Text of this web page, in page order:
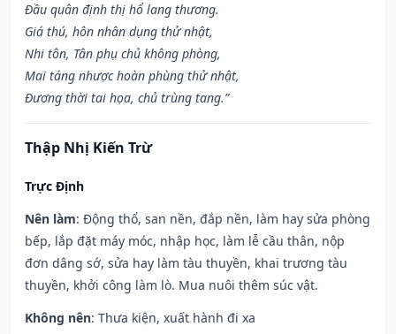
Đầu quân định thị hổ lang thương.
Giá thú, hôn nhân dụng thử nhật,
Nhi tôn, Tân phụ chủ không phòng,
Mai táng nhược hoàn phùng thử nhật,
Đương thời tai họa, chủ trùng tang.”
Thập Nhị Kiến Trừ
Trực Định
Nên làm: Động thổ, san nền, đắp nền, làm hay sửa phòng
bếp, lắp đặt máy móc, nhập học, làm lễ cầu thân, nộp
đơn dâng sớ, sửa hay làm tàu thuyền, khai trương tàu
thuyền, khởi công làm lò. Mua nuôi thêm súc vật.
Không nên: Thưa kiện, xuất hành đi xa